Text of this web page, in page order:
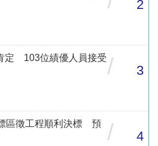
2
定 103位績優人員接受/ 3
區徵工程順利決標 預
/ 4